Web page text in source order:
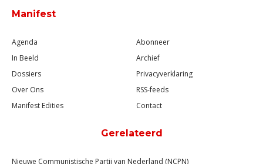
Manifest
Agenda
In Beeld
Dossiers
Over Ons
Manifest Edities
Abonneer
Archief
Privacyverklaring
RSS-feeds
Contact
Gerelateerd
Nieuwe Communistische Partij van Nederland (NCPN)